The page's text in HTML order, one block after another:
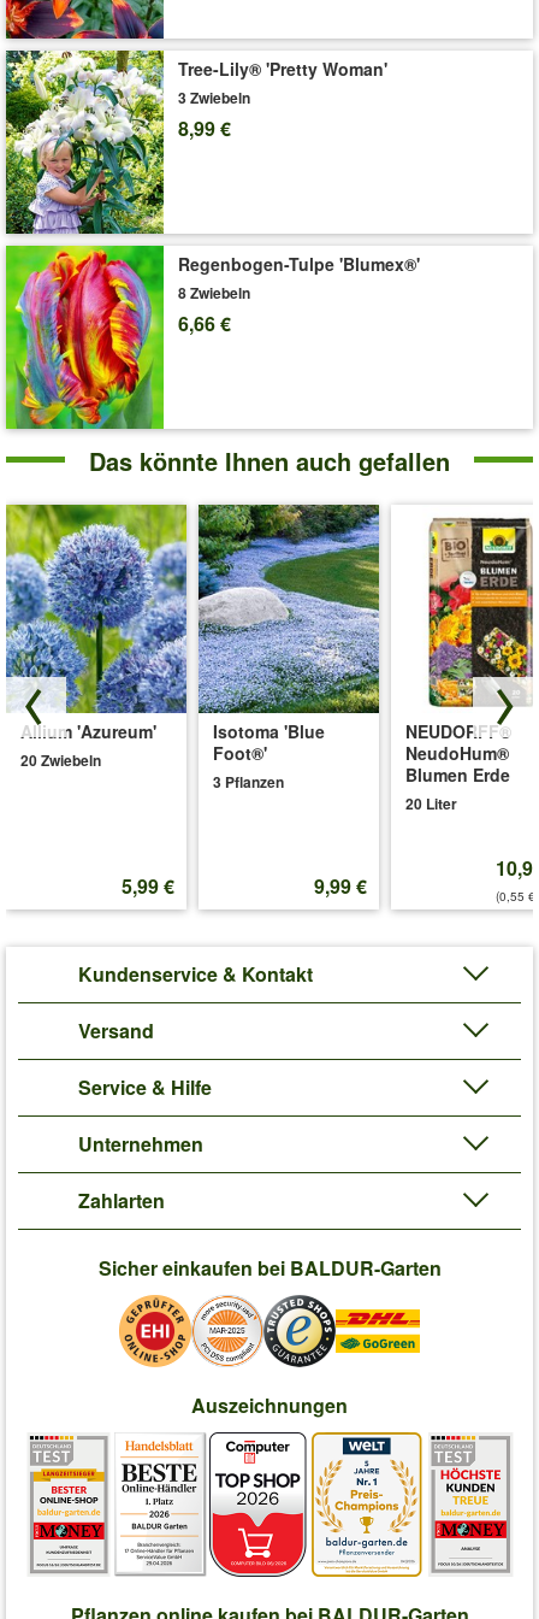
Liefergröße:Zwiebelumfang 14-16 cm
'Allium 'Magic''
Pflege-Tipps
Tree-Lily® 'Pretty Woman'
3 Zwiebeln
8,99 €
Regenbogen-Tulpe 'Blumex®'
8 Zwiebeln
6,66 €
Das könnte Ihnen auch gefallen
Allium 'Azureum'
20 Zwiebeln
5,99 €
Isotoma 'Blue
Foot®'
3 Pflanzen
9,99 €
NEUDORFF®
NeudoHum®
Blumen Erde
20 Liter
(0,55
Kundenservice & Kontakt
Versand
Service & Hilfe
Unternehmen
Zahlarten
Sicher einkaufen bei BALDUR-Garten
Auszeichnungen